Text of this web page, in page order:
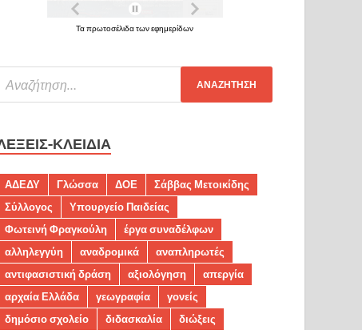
Τα πρωτοσέλιδα των εφημερίδων
ΚΛΕΙΔΙΆ
ΑΔΕΔΥ Γλώσσα ΔΟΕ
Σάββας Μετοικίδης
Σύλλογος
Υπουργείο Παιδείας
Φωτεινή Φραγκούλη
έργα συναδέλφων
αλληλεγγύη
αναδρομικά
αναπληρωτές
αντιφασιστική δράση
αξιολόγηση
απεργία
αρχαία Ελλάδα
γεωγραφία
γονείς
δημόσιο σχολείο
διδασκαλία
διώξεις